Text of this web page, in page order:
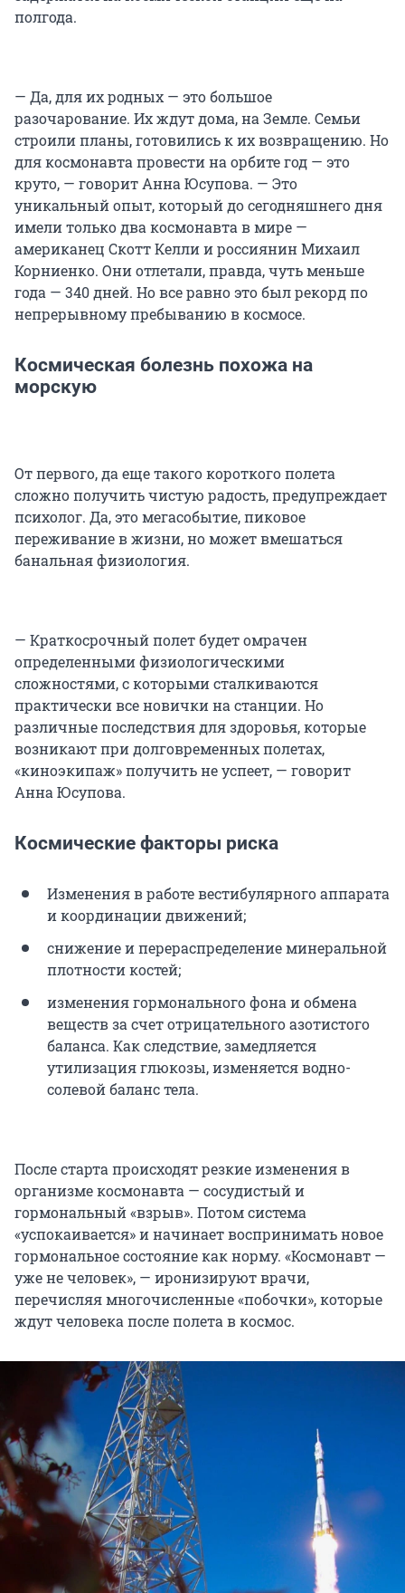
полгода.
— Да, для их родных — это большое
разочарование. Их ждут дома, на Земле. Семьи
строили планы, готовились к их возвращению. Но
для космонавта провести на орбите год — это
круто, — говорит Анна Юсупова. — Это
уникальный опыт, который до сегодняшнего дня
имели только два космонавта в мире —
американец Скотт Келли и россиянин Михаил
Корниенко. Они отлетали, правда, чуть меньше
года — 340 дней. Но все равно это был рекорд по
непрерывному пребыванию в космосе.
Космическая болезнь похожа на
морскую
От первого, да еще такого короткого полета
сложно получить чистую радость, предупреждает
психолог. Да, это мегасобытие, пиковое
переживание в жизни, но может вмешаться
банальная физиология.
— Краткосрочный полет будет омрачен
определенными физиологическими
сложностями, с которыми сталкиваются
практически все новички на станции. Но
различные последствия для здоровья, которые
возникают при долговременных полетах,
«киноэкипаж» получить не успеет, — говорит
Анна Юсупова.
Космические факторы риска
Изменения в работе вестибулярного аппарата
и координации движений;
снижение и перераспределение минеральной
плотности костей;
изменения гормонального фона и обмена
веществ за счет отрицательного азотистого
баланса. Как следствие, замедляется
утилизация глюкозы, изменяется водно-
солевой баланс тела.
После старта происходят резкие изменения в
организме космонавта — сосудистый и
гормональный «взрыв». Потом система
«успокаивается» и начинает воспринимать новое
гормональное состояние как норму. «Космонавт —
уже не человек», — иронизируют врачи,
перечисляя многочисленные «побочки», которые
ждут человека после полета в космос.